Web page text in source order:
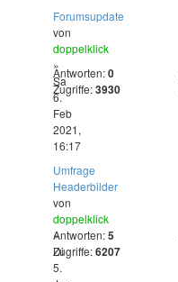
Forumsupdate
von
doppelklick
»
Sa
6.
Feb
2021,
16:17
Antworten:0
Zugriffe:3930
Umfrage
Headerbilder
von
doppelklick
»
Di
5.
Antworten:5
Zugriffe:6207